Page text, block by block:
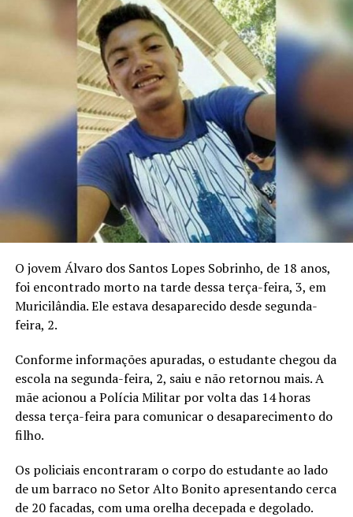
O jovem Álvaro dos Santos Lopes Sobrinho, de 18 anos,
foi encontrado morto na tarde dessa terça-feira, 3, em
Muricilândia. Ele estava desaparecido desde segunda-
feira, 2.
Conforme informações apuradas, o estudante chegou da
escola na segunda-feira, 2, saiu e não retornou mais. A
mãe acionou a Polícia Militar por volta das 14 horas
dessa terça-feira para comunicar o desaparecimento do
filho.
Os policiais encontraram o corpo do estudante ao lado
de um barraco no Setor Alto Bonito apresentando cerca
de 20 facadas, com uma orelha decepada e degolado.